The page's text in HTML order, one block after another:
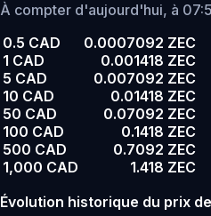
À compter d'aujourd'hui, à
0.5 CAD
0.0007092 ZEC
1 CAD
0.001418 ZEC
5 CAD
0.007092 ZEC
10 CAD
0.01418 ZEC
50 CAD
0.07092 ZEC
100 CAD
0.1418 ZEC
500 CAD
0.7092 ZEC
1,000 CAD
1.418 ZEC
Évolution historique du prix